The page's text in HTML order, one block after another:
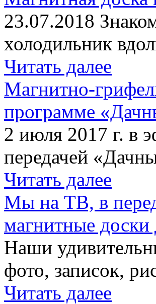
23.07.2018
холодильник
Читать далее
Магнитно-
программе
2 июля 2017 г. в
передачей
Читать далее
Мы на ТВ, в
магнитные доски
Наши
фото, записок,
Читать далее